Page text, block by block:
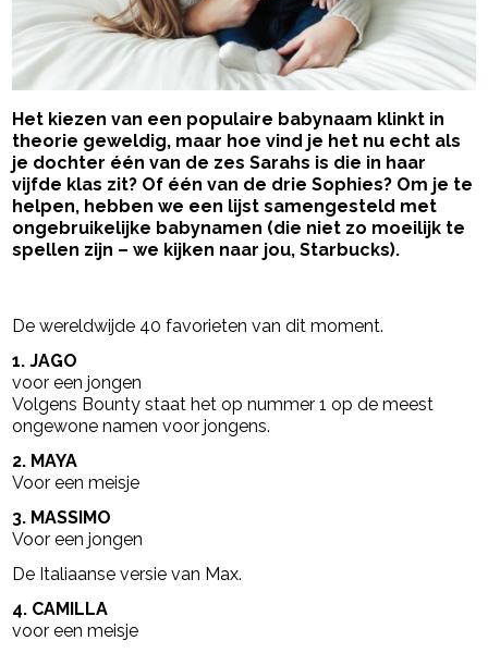
Het kiezen van een populaire babynaam klinkt in
theorie geweldig, maar hoe vind je het nu echt als
je dochter één van de zes Sarahs is die in haar
vijfde klas zit? Of één van de drie Sophies? Om je te
helpen, hebben we een lijst samengesteld met
ongebruikelijke babynamen (die niet zo moeilijk te
spellen zijn – we kijken naar jou, Starbucks).
De wereldwijde 40 favorieten van dit moment.
1. JAGO
voor een jongen
Volgens Bounty staat het op nummer 1 op de meest
ongewone namen voor jongens.
2. MAYA
Voor een meisje
3. MASSIMO
Voor een jongen
De Italiaanse versie van Max.
4. CAMILLA
voor een meisje